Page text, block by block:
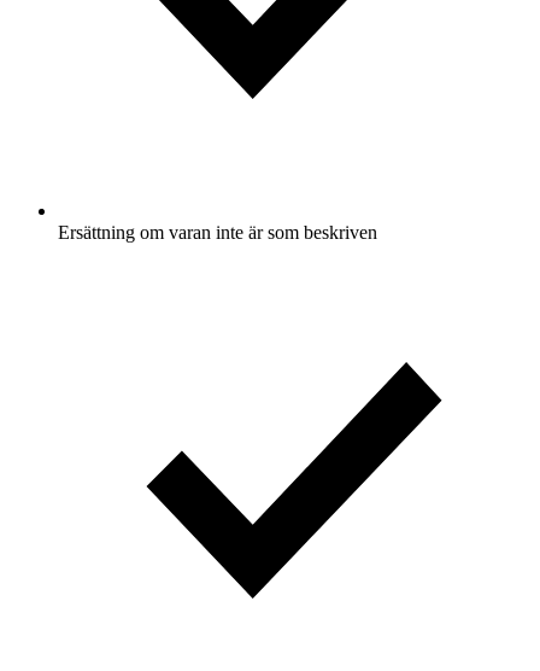
Ersättning om varan inte är som beskriven